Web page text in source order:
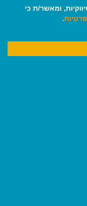
ומאשר/ת כי
.